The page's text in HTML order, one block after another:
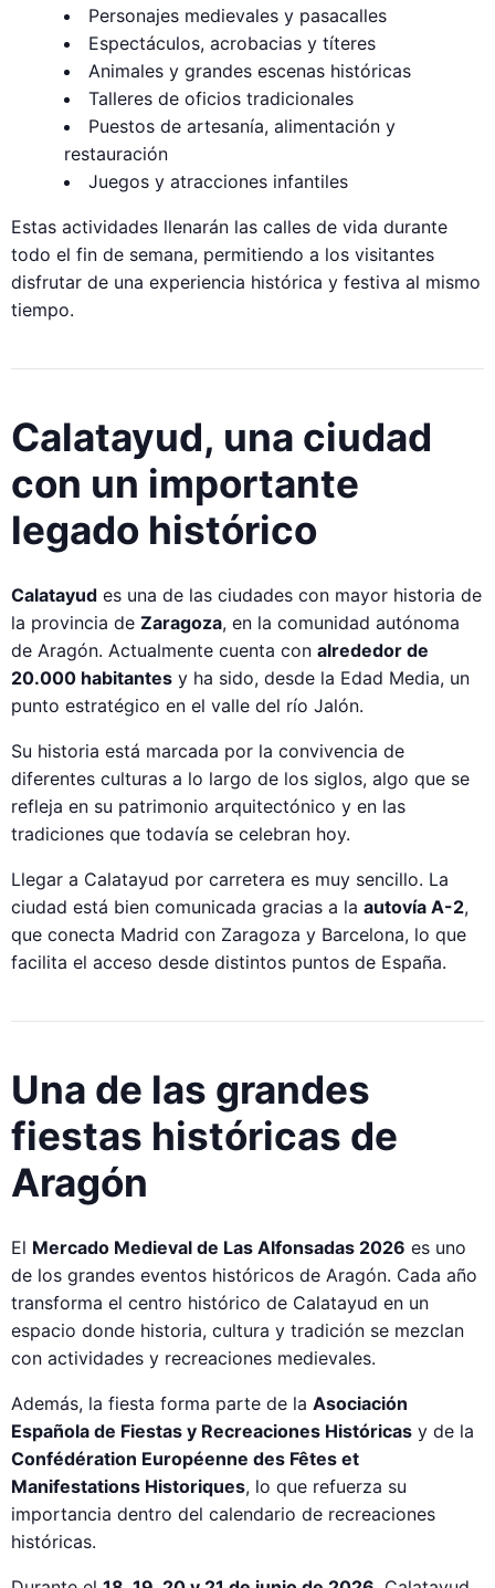
Personajes medievales y pasacalles
Espectáculos, acrobacias y títeres
Animales y grandes escenas históricas
Talleres de oficios tradicionales
Puestos de artesanía, alimentación y
restauración
Juegos y atracciones infantiles
Estas actividades llenarán las calles de vida durante
todo el fin de semana, permitiendo a los visitantes
disfrutar de una experiencia histórica y festiva al mismo
tiempo.
Calatayud, una ciudad
con un importante
legado histórico
Calatayud es una de las ciudades con mayor historia de
la provincia de Zaragoza, en la comunidad autónoma
de Aragón. Actualmente cuenta con alrededor de
20.000 habitantes y ha sido, desde la Edad Media, un
punto estratégico en el valle del río Jalón.
Su historia está marcada por la convivencia de
diferentes culturas a lo largo de los siglos, algo que se
refleja en su patrimonio arquitectónico y en las
tradiciones que todavía se celebran hoy.
Llegar a Calatayud por carretera es muy sencillo. La
ciudad está bien comunicada gracias a la autovía A-2,
que conecta Madrid con Zaragoza y Barcelona, lo que
facilita el acceso desde distintos puntos de España.
Una de las grandes
fiestas históricas de
Aragón
El Mercado Medieval de Las Alfonsadas 2026 es uno
de los grandes eventos históricos de Aragón. Cada año
transforma el centro histórico de Calatayud en un
espacio donde historia, cultura y tradición se mezclan
con actividades y recreaciones medievales.
Además, la fiesta forma parte de la Asociación
Española de Fiestas y Recreaciones Históricas y de la
Confédération Européenne des Fêtes et
Manifestations Historiques, lo que refuerza su
importancia dentro del calendario de recreaciones
históricas.